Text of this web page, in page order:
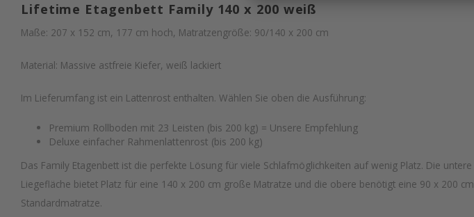
Lifetime Etagenbett Family 140 x 200 weiß
Maße: 207 x 152 cm, 177 cm hoch, Matratzengröße: 90/140 x 200 cm
Material: Massive astfreie Kiefer, weiß lackiert
Im Lieferumfang ist ein Lattenrost enthalten. Wählen Sie oben die Ausführung:
Premium Rollboden mit 23 Leisten (bis 200 kg) = Unsere Empfehlung
Deluxe einfacher Rahmenlattenrost (bis 200 kg)
Das Family Etagenbett ist die perfekte Lösung für viele Schlafmöglichkeiten auf wenig Platz. Die untere
Liegefläche bietet Platz für eine 140 x 200 cm große Matratze und die obere benötigt eine 90 x 200 cm
Standardmatratze.